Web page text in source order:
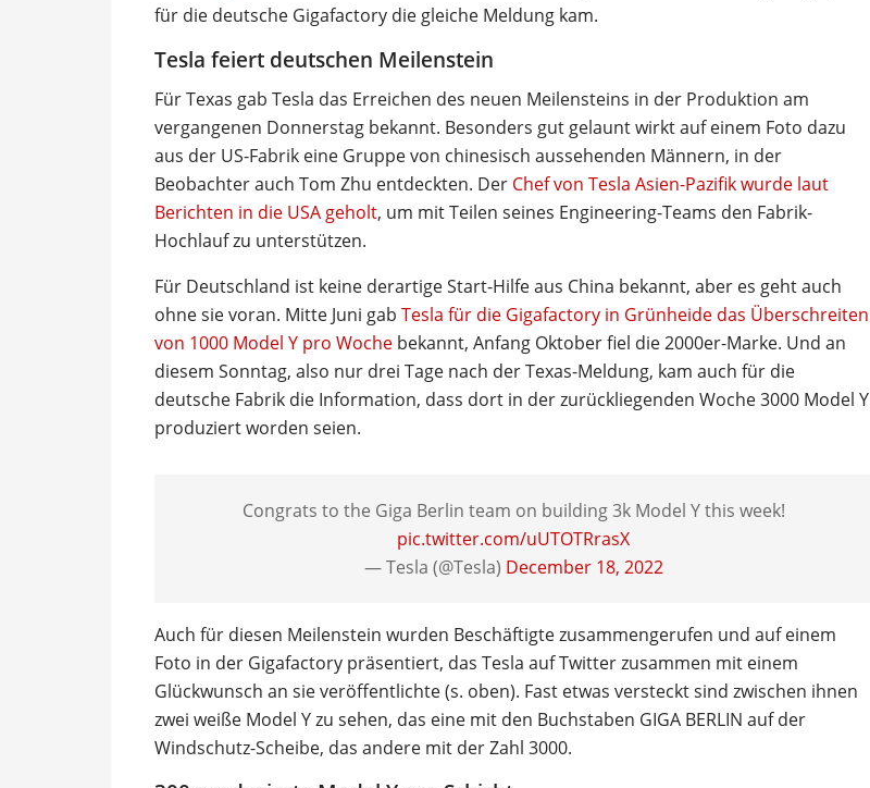
für die deutsche Gigafactory die gleiche Meldung kam.
Tesla feiert deutschen Meilenstein
Für Texas gab Tesla das Erreichen des neuen Meilensteins in der Produktion am
vergangenen Donnerstag bekannt. Besonders gut gelaunt wirkt auf einem Foto dazu
aus der US-Fabrik eine Gruppe von chinesisch aussehenden Männern, in der
Beobachter auch Tom Zhu entdeckten. Der Chef von Tesla Asien-Pazifik wurde laut
Berichten in die USA geholt, um mit Teilen seines Engineering-Teams den Fabrik-
Hochlauf zu unterstützen.
Für Deutschland ist keine derartige Start-Hilfe aus China bekannt, aber es geht auch
ohne sie voran. Mitte Juni gab Tesla für die Gigafactory in Grünheide das Überschreiten
von 1000 Model Y pro Woche bekannt, Anfang Oktober fiel die 2000er-Marke. Und an
diesem Sonntag, also nur drei Tage nach der Texas-Meldung, kam auch für die
deutsche Fabrik die Information, dass dort in der zurückliegenden Woche 3000 Model Y
produziert worden seien.
Congrats to the Giga Berlin team on building 3k Model Y this week!
pic.twitter.com/uUTOTRrasX
— Tesla (@Tesla) December 18, 2022
Auch für diesen Meilenstein wurden Beschäftigte zusammengerufen und auf einem
Foto in der Gigafactory präsentiert, das Tesla auf Twitter zusammen mit einem
Glückwunsch an sie veröffentlichte (s. oben). Fast etwas versteckt sind zwischen ihnen
zwei weiße Model Y zu sehen, das eine mit den Buchstaben GIGA BERLIN auf der
Windschutz-Scheibe, das andere mit der Zahl 3000.